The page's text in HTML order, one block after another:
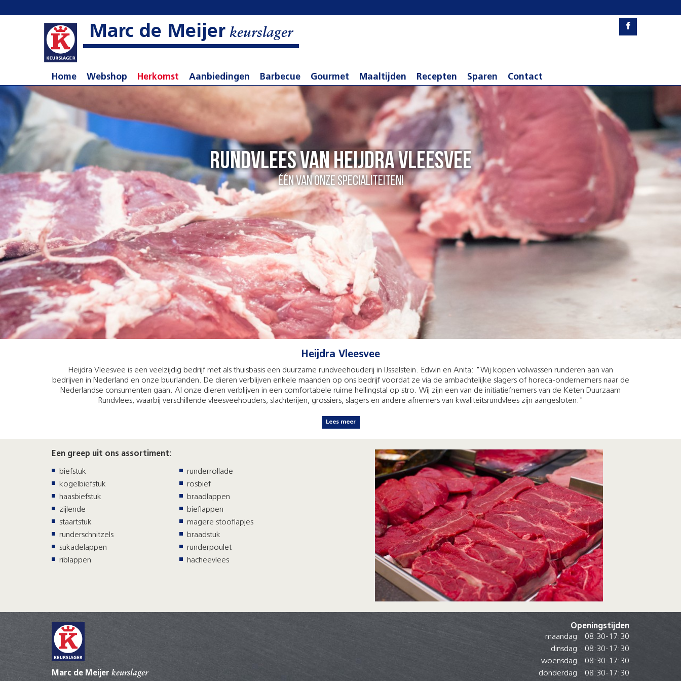
Marc de Meijerkeurslager
Home Webshop Herkomst Aanbiedingen Barbecue Gourmet Maaltijden Recepten Sparen Contact
Rundvlees van Heijdra Vleesvee
één van onze specialiteiten!
Heijdra Vleesvee
Heijdra Vleesvee is een veelzijdig bedrijf met als thuisbasis een duurzame rundveehouderij in IJsselstein. Edwin en Anita: "Wij kopen volwassen runderen aan van
bedrijven in Nederland en onze buurlanden. De dieren verblijven enkele maanden op ons bedrijf voordat ze via de ambachtelijke slagers of horeca-ondernemers naar de
Nederlandse consumenten gaan. Al onze dieren verblijven in een comfortabele ruime hellingstal op stro. Wij zijn een van de initiatiefnemers van de Keten Duurzaam
Rundvlees, waarbij verschillende vleesveehouders, slachterijen, grossiers, slagers en andere afnemers van kwaliteitsrundvlees zijn aangesloten."
Lees meer
Een greep uit ons assortiment:
biefstuk
kogelbiefstuk
haasbiefstuk
zijlende
staartstuk
runderschnitzels
sukadelappen
riblappen
runderrollade
rosbief
braadlappen
bieflappen
magere stooflapjes
braadstuk
runderpoulet
hacheevlees
Marc de Meijer keurslager
Openingstijden
maandag
08:30-17:30
dinsdag
08:30-17:30
woensdag
08:30-17:30
donderdag
08:30-17:30